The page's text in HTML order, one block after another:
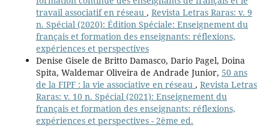
travail associatif en réseau , Revista Letras Raras: v. 9
n. Spécial (2020): Édition Spéciale: Enseignement du
français et formation des enseignants: réflexions,
expériences et perspectives
Denise Gisele de Britto Damasco, Dario Pagel, Doina
Spita, Waldemar Oliveira de Andrade Junior, 50 ans
de la FIPF : la vie associative en réseau , Revista Letras
Raras: v. 10 n. Spécial (2021): Enseignement du
français et formation des enseignants: réflexions,
expériences et perspectives - 2ème ed.